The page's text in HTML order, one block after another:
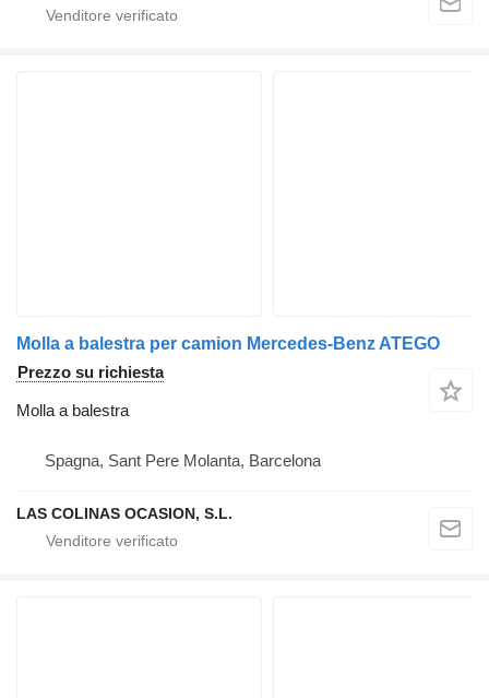
Molla a balestra per camion Mercedes-Benz ATEGO
Prezzo su richiesta
Molla a balestra
Spagna, Sant Pere Molanta, Barcelona
LAS COLINAS OCASION, S.L.